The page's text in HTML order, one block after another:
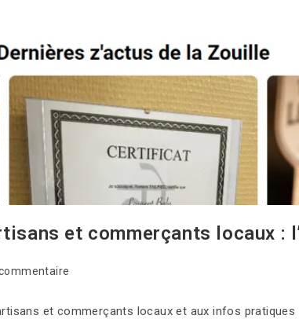
et commerçants locaux :
et commerçants locaux et aux infos